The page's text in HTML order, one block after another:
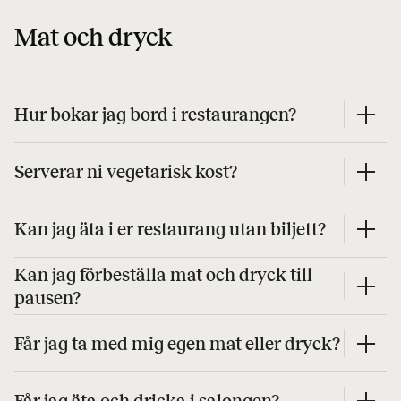
Mat och dryck
Hur bokar jag bord i restaurangen?
Serverar ni vegetarisk kost?
Kan jag äta i er restaurang utan biljett?
Kan jag förbeställa mat och dryck till
pausen?
Får jag ta med mig egen mat eller dryck?